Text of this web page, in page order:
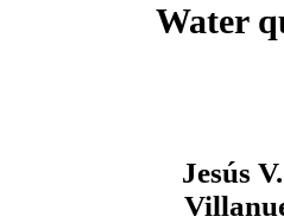
Water
Jesús